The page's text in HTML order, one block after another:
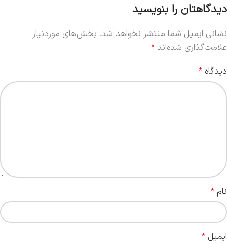
دیدگاهتان را بنویسید
نشانی ایمیل شما منتشر نخواهد شد. بخش‌های موردنیاز
علامت‌گذاری شده‌اند *
دیدگاه *
نام *
ایمیل *